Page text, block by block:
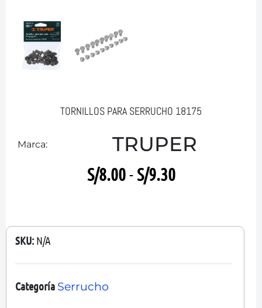
TORNILLOS PARA SERRUCHO 18175
Marca: TRUPER
S/8.00- S/9.30
SKU: N/A
Categoría Serrucho